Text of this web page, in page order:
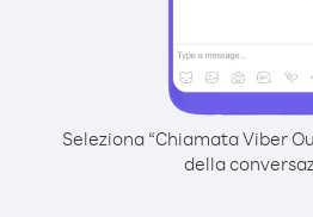
Seleziona “Chiamata Viber
della